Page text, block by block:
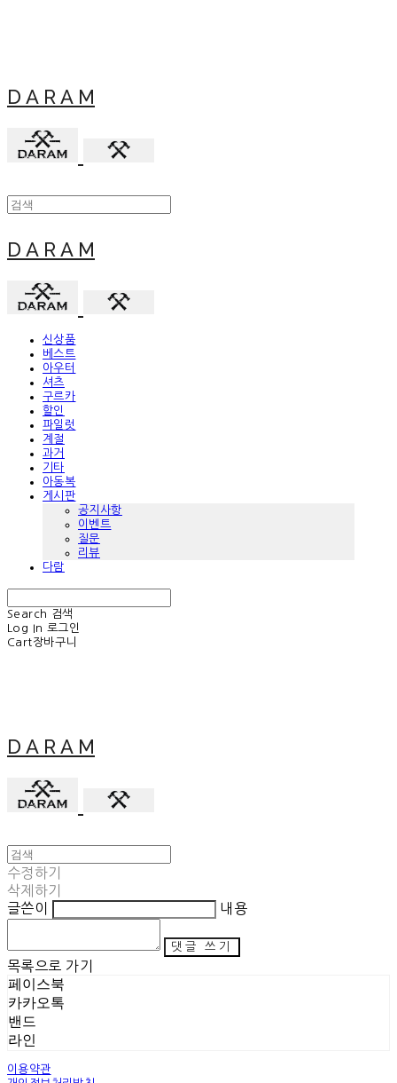
D A R A M
D A R A M
신상품
베스트
아우터
셔츠
구르카
할인
파일럿
계절
과거
기타
아동복
게시판
공지사항
이벤트
질문
리뷰
다람
Search
검색
Log In 로그인
Cart장바구니
D A R A M
수정하기
삭제하기
글쓴이
내용
댓글 쓰기
목록으로 가기
페이스북
카카오톡
밴드
라인
이용약관